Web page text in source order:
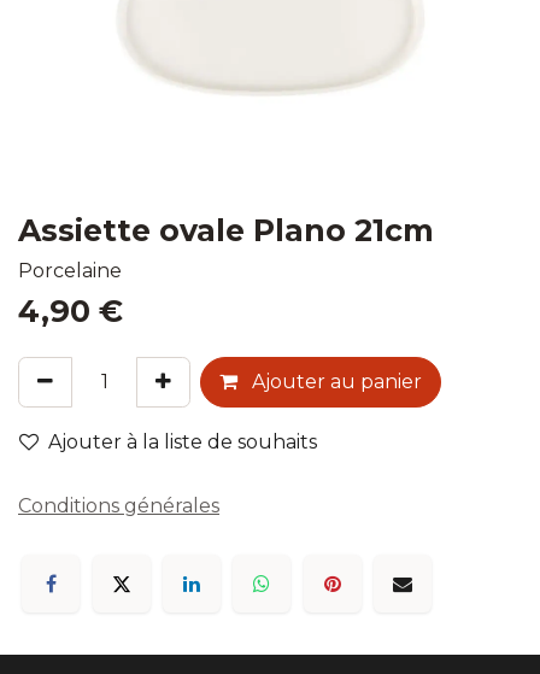
Assiette ovale Plano 21cm
Porcelaine
4,90 €
Ajouter au panier
Ajouter à la liste de souhaits
Conditions générales